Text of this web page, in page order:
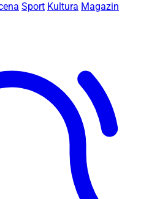
Sport Kultura Magazin